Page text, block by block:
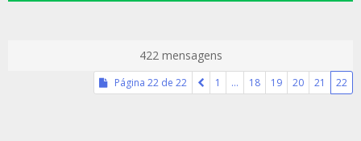
422 mensagens
Página 22 de 22 1 … 18 19 20 21 22